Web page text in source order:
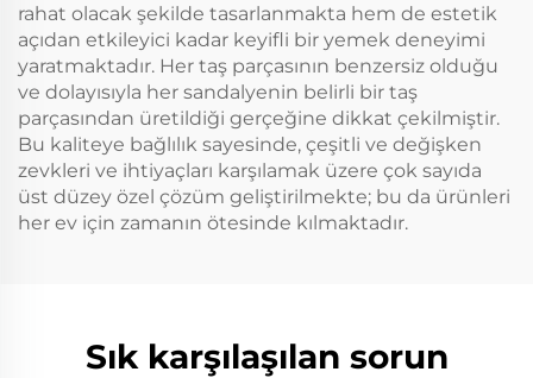
rahat olacak şekilde tasarlanmakta hem de estetik
açıdan etkileyici kadar keyifli bir yemek deneyimi
yaratmaktadır. Her taş parçasının benzersiz olduğu
ve dolayısıyla her sandalyenin belirli bir taş
parçasından üretildiği gerçeğine dikkat çekilmiştir.
Bu kaliteye bağlılık sayesinde, çeşitli ve değişken
zevkleri ve ihtiyaçları karşılamak üzere çok sayıda
üst düzey özel çözüm geliştirilmekte; bu da ürünleri
her ev için zamanın ötesinde kılmaktadır.
Sık karşılaşılan sorun